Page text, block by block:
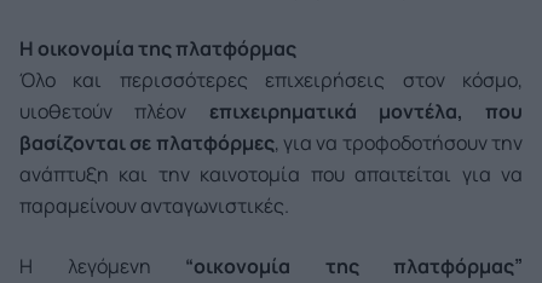
Η οικονομία της πλατφόρμας
Όλο και περισσότερες επιχειρήσεις στον κόσμο,
υιοθετούν πλέον επιχειρηματικά μοντέλα, που
βασίζονται σε πλατφόρμες, για να τροφοδοτήσουν την
ανάπτυξη και την καινοτομία που απαιτείται για να
παραμείνουν ανταγωνιστικές.
Η λεγόμενη “οικονομία της πλατφόρμας”